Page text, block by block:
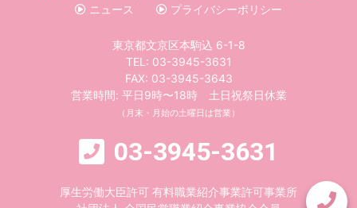
ニュース
プライバシーポリシー
東京都文京区本駒込 6-1-8
TEL: 03-3945-3631
FAX: 03-3945-3643
営業時間: 平日9時〜18時 土日祝祭日休業
（月末・月始の土曜日は営業）
03-3945-3631
厚生労働大臣許可 有料職業紹介事業許可事業所